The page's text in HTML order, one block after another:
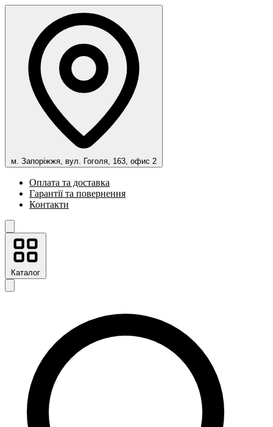
м. Запоріжжя, вул. Гоголя, 163, офис 2
Оплата та доставка
Гарантії та повернення
Контакти
Каталог